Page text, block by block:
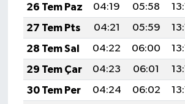
26 Tem Paz
04:19 05:58
27 Tem Pts
04:21 05:59
28 Tem Sal
04:22 06:00
29 Tem Çar
04:23 06:01
30 Tem Per
04:24 06:02